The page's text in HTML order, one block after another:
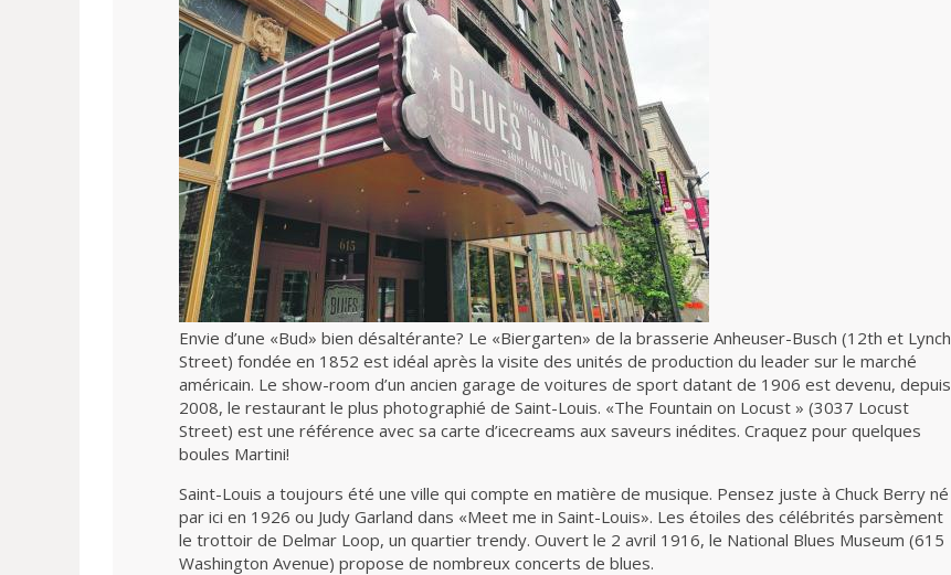
Envie d’une «Bud» bien désaltérante? Le «Biergarten» de la brasserie Anheuser-Busch (12th et Lynch
Street) fondée en 1852 est idéal après la visite des unités de production du leader sur le marché
américain. Le show-room d’un ancien garage de voitures de sport datant de 1906 est devenu, depuis
2008, le restaurant le plus photographié de Saint-Louis. «The Fountain on Locust » (3037 Locust
Street) est une référence avec sa carte d’icecreams aux saveurs inédites. Craquez pour quelques
boules Martini!
Saint-Louis a toujours été une ville qui compte en matière de musique. Pensez juste à Chuck Berry né
par ici en 1926 ou Judy Garland dans «Meet me in Saint-Louis». Les étoiles des célébrités parsèment
le trottoir de Delmar Loop, un quartier trendy. Ouvert le 2 avril 1916, le National Blues Museum (615
Washington Avenue) propose de nombreux concerts de blues.